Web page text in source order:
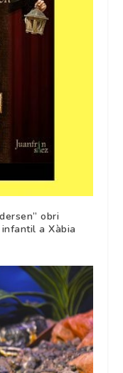
obri
a Xàbia